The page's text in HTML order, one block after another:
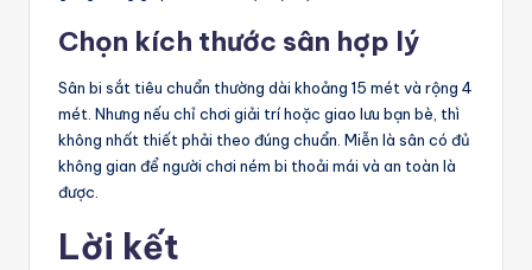
Chọn kích thước sân hợp lý
Sân bi sắt tiêu chuẩn thường dài khoảng 15 mét và rộng 4
mét. Nhưng nếu chỉ chơi giải trí hoặc giao lưu bạn bè, thì
không nhất thiết phải theo đúng chuẩn. Miễn là sân có đủ
không gian để người chơi ném bi thoải mái và an toàn là
được.
Lời kết